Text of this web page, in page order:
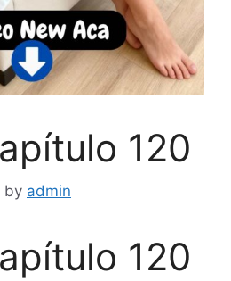
120
by admin
120